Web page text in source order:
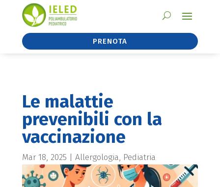
PRENOTA
Le malattie
prevenibili con la
vaccinazione
Mar 18, 2025 Allergologia, Pediatria